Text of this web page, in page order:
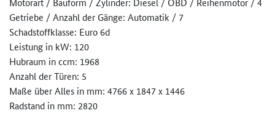
Getriebe / Anzahl der Gänge: Automatik / 7
Schadstoffklasse: Euro 6d
Leistung in kW: 120
Hubraum in ccm: 1968
Anzahl der Türen: 5
Maße über Alles in mm: 4766 x 1847 x 1446
Radstand in mm: 2820